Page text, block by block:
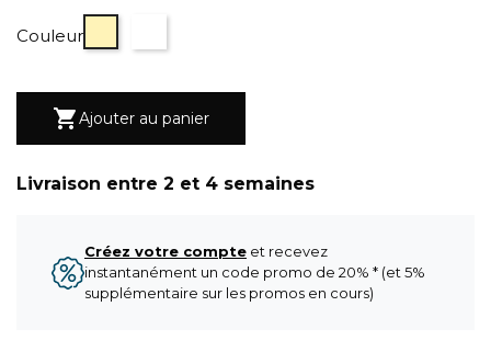
Couleur
Chêne naturel
Ajouter au panier
Livraison entre 2 et 4 semaines
Créez votre compte et recevez
instantanément un code promo de 20% * (et 5%
supplémentaire sur les promos en cours)